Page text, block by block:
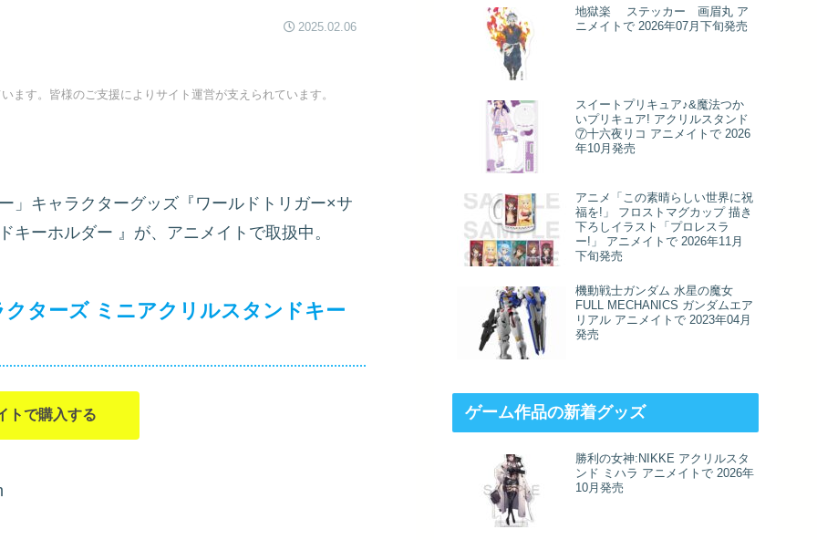
2025.02.06
す。皆様のご支援によりサイト運営が支えられています。
」キャラクターグッズ『ワールドトリガー×サ
キーホルダー 』が、アニメイトで取扱中。
ターズ ミニアクリルスタンドキー
トで購入する
地獄楽 ステッカー 画眉丸 ア
ニメイトで 2026年07月下旬発売
スイートプリキュア♪&魔法つか
いプリキュア! アクリルスタンド
⑦十六夜リコ アニメイトで 2026
年10月発売
アニメ「この素晴らしい世界に祝
福を!」 フロストマグカップ 描き
下ろしイラスト「プロレスラ
ー!」 アニメイトで 2026年11月
下旬発売
機動戦士ガンダム 水星の魔女
FULL MECHANICS ガンダムエア
リアル アニメイトで 2023年04月
発売
ゲーム作品の新着グッズ
勝利の女神:NIKKE アクリルスタ
ンド ミハラ アニメイトで 2026年
10月発売